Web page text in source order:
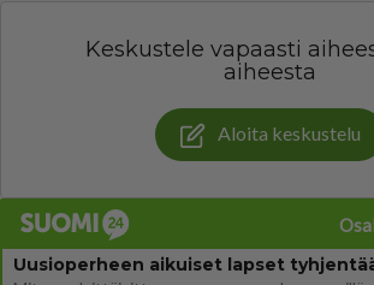
Keskustele vapaasti
aiheesta
Aloita keskustelu